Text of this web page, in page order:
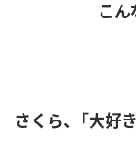
こん
さくら、「大好